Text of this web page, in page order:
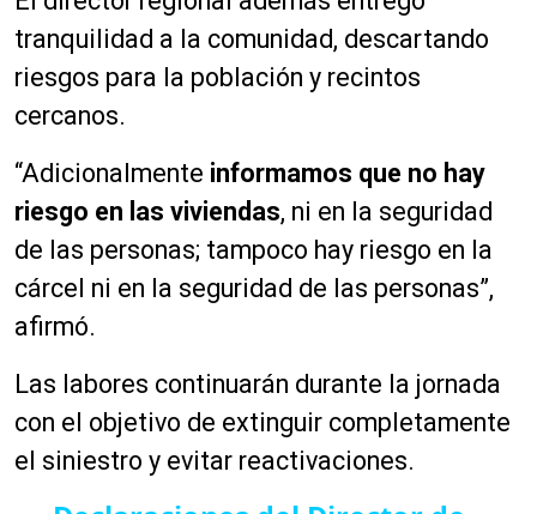
tranquilidad a la comunidad, descartando
riesgos para la población y recintos
cercanos.
“Adicionalmente informamos que no hay
riesgo en las viviendas, ni en la seguridad
de las personas; tampoco hay riesgo en la
cárcel ni en la seguridad de las personas”,
afirmó.
Las labores continuarán durante la jornada
con el objetivo de extinguir completamente
el siniestro y evitar reactivaciones.